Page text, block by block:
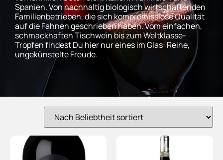
Spanien. Von nachhaltig biologisch wirtschaftenden
Familienbetrieben, die sich kompromisslose Qualität
auf die Fahnen geschrieben haben. Vom einfachen,
schmackhaften Tischwein bis zum Weltklasse-
Tropfen findest Du hier nur eines im Glas: Reine,
ungekünstelte Freude.